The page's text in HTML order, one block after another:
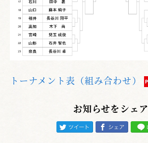
トーナメント表（組み合わせ）
お知らせをシェア